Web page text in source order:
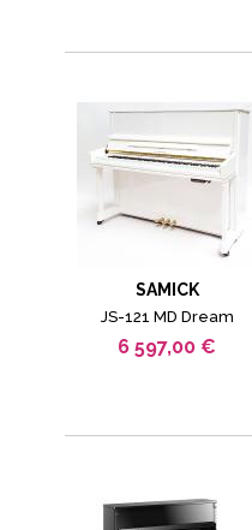
SAMICK
JS-121 MD Dream
6 597,00 €